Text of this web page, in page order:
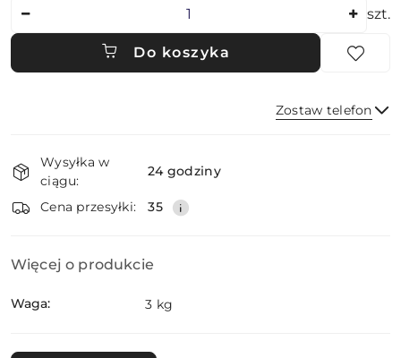
szt.
Do koszyka
Zostaw telefon
i
dostawa
Wysyłka w
ciągu:
24 godziny
Cena przesyłki: 35
Więcej o produkcie
Waga: 3 kg